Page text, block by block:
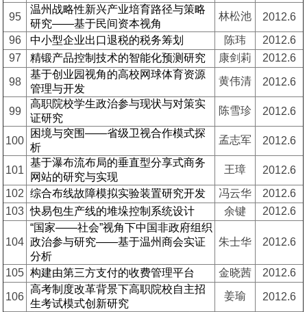
95
温州战略性新兴产业培育路径与策略
研究——基于民间资本视角
林松池
2012.6
96
中小型企业出口退税的税务筹划 陈玮
2012.6
97
精锻产品控制技术的智能化预测研究 康剑莉 2012.6
98
基于创业园视角的高校网球体育资源
管理与开发
黄伟清 2012.6
99
高职院校学生政治参与现状与对策实
证研究
陈雪珍 2012.6
100
困境与突围——省级卫视合作模式探
析
孟志军 2012.6
101
基于瀑布流布局的垂直型分享式商务
网站的研究与实现
王璋
2012.6
102
综合布线故障模拟实验装置研究开发 冯云华
2012.6
103 快易包生产线的堆垛控制系统设计 余键 2012.6
104
“国家——社会”视角下中国非政府组织
政治参与研究——基于温州商会实证
分析
朱士华 2012.6
105 构建由第三方支付的收费管理平台 金晓茜 2012.6
106
高考制度改革背景下高职院校自主招
生考试模式创新研究
姜瑜 2012.6